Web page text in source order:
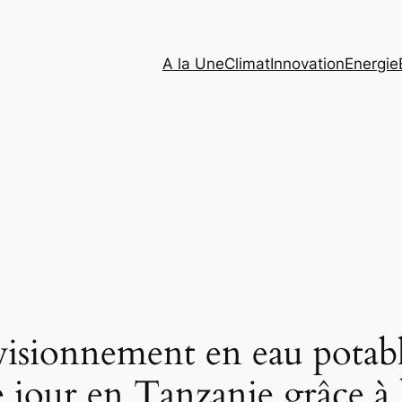
A la UneClimatInnovationEnergie
en eau